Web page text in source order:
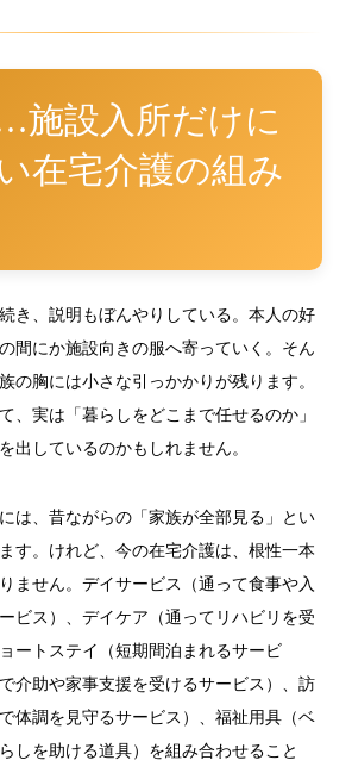
施設入所だけに
在宅介護の組み
き、説明もぼんやりしている。本人の好
間にか施設向きの服へ寄っていく。そん
の胸には小さな引っかかりが残ります。
、実は「暮らしをどこまで任せるのか」
出しているのかもしれません。
は、昔ながらの「家族が全部見る」とい
す。けれど、今の在宅介護は、根性一本
ません。デイサービス（通って食事や入
ビス）、デイケア（通ってリハビリを受
ートステイ（短期間泊まれるサービ
介助や家事支援を受けるサービス）、訪
体調を見守るサービス）、福祉用具（ベ
しを助ける道具）を組み合わせること